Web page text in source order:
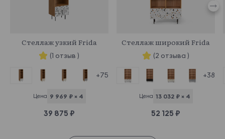
Стеллаж узкий Frida
(1 отзыв )
+75
Цена 9 969 ₽ × 4
39 875 ₽
Стеллаж широкий Frida
(2 отзыва )
+38
Цена 13 032 ₽ × 4
52 125 ₽